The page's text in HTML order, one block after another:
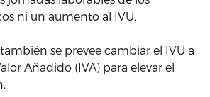
ni un aumento al IVU.
se prevee cambiar el IVU a
Añadido (IVA) para elevar el